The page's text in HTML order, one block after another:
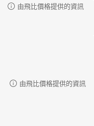
由飛比價格提供的資訊
由飛比價格提供的資訊